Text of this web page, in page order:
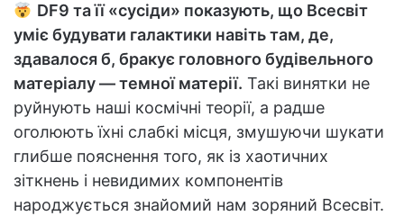
DF9 та її «сусіди» показують, що Всесвіт
уміє будувати галактики навіть там, де,
здавалося б, бракує головного будівельного
матеріалу — темної матерії. Такі винятки не
руйнують наші космічні теорії, а радше
оголюють їхні слабкі місця, змушуючи шукати
глибше пояснення того, як із хаотичних
зіткнень і невидимих компонентів
народжується знайомий нам зоряний Всесвіт.